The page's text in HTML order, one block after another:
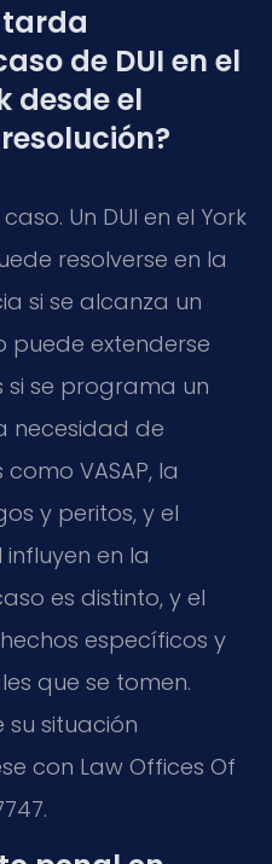
de DUI en el
desde el
Un DUI en el York
resolverse en la
si se alcanza un
puede extenderse
se programa un
necesidad de
VASAP, la
y peritos, y el
en la
es distinto, y el
específicos y
que se tomen.
situación
con Law Offices Of